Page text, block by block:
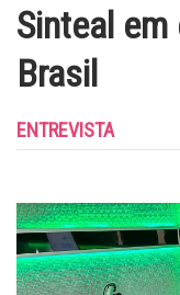
Sinteal
Brasil
ENTREVISTA